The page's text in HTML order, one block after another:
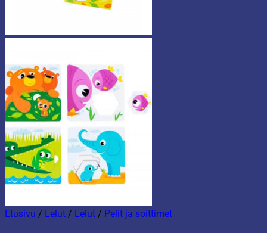
Etusivu / Lelut / Lelut / Pelit ja soittimet